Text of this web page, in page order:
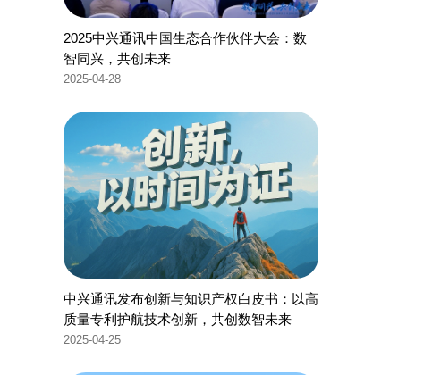
2025中兴通讯中国生态合作伙伴大会：数
智同兴，共创未来
2025-04-28
中兴通讯发布创新与知识产权白皮书：以高
质量专利护航技术创新，共创数智未来
2025-04-25